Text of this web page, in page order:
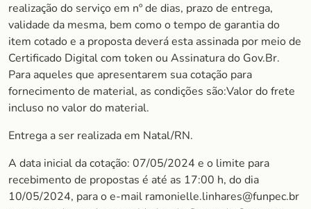
realização do serviço em nº de dias, prazo de entrega,
validade da mesma, bem como o tempo de garantia do
item cotado e a proposta deverá esta assinada por meio de
Certificado Digital com token ou Assinatura do Gov.Br.
Para aqueles que apresentarem sua cotação para
fornecimento de material, as condições são:Valor do frete
incluso no valor do material.
Entrega a ser realizada em Natal/RN.
A data inicial da cotação: 07/05/2024 e o limite para
recebimento de propostas é até as 17:00 h, do dia
10/05/2024, para o e-mail ramonielle.linhares@funpec.br